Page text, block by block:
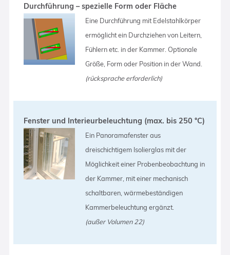
Durchführung – spezielle Form oder Fläche
Eine Durchführung mit Edelstahlkörper
ermöglicht ein Durchziehen von Leitern,
Fühlern etc. in der Kammer. Optionale
Größe, Form oder Position in der Wand.
(rücksprache erforderlich)
Fenster und Interieurbeleuchtung (max. bis 250 °C)
Ein Panoramafenster aus
dreischichtigem Isolierglas mit der
Möglichkeit einer Probenbeobachtung in
der Kammer, mit einer mechanisch
schaltbaren, wärmebeständigen
Kammerbeleuchtung ergänzt.
(außer Volumen 22)